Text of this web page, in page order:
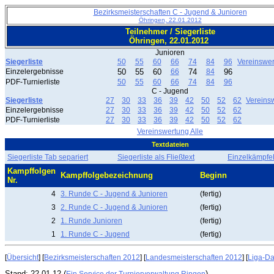
Bezirksmeisterschaften C - Jugend & Junioren
Öhringen, 22.01.2012
Teilnehmer / Siegerliste
Öhringen, 22.01.2012
Junioren
Siegerliste
50 55 60 66 74 84 96
Einzelergebnisse
50 55 60 66 74 84 96
PDF-Turnierliste 50 55 60 66 74 84
96
C - Jugend
Siegerliste
27 30 33 36 39 42 50 52 62
Einzelergebnisse
27 30 33 36 39 42 50 52
62
PDF-Turnierliste
27 30 33 36 39 42 50 52
62
Vereinswertung Alle
Textdateien
Siegerliste Tab separiert Siegerliste als Fließtext
Kampffolgen
Nr.
Kampffolgebezeichnung Beginn
4 3. Runde C - Jugend & Junioren
(fertig)
3
2. Runde C - Jugend & Junioren
(fertig)
2
1. Runde Junioren
(fertig)
1
1. Runde C - Jugend (fertig)
[Übersicht] [Bezirksmeisterschaften 2012] [Landesmeisterschaften 2012] [Liga-